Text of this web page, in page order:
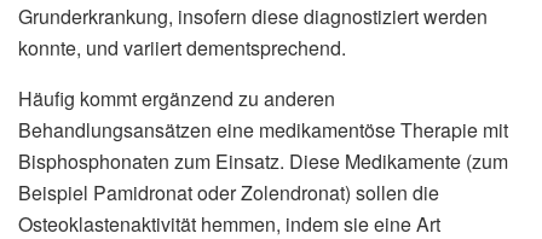
Grunderkrankung, insofern diese diagnostiziert werden
konnte, und variiert dementsprechend.
Häufig kommt ergänzend zu anderen
Behandlungsansätzen eine medikamentöse Therapie mit
Bisphosphonaten zum Einsatz. Diese Medikamente (zum
Beispiel Pamidronat oder Zolendronat) sollen die
Osteoklastenaktivität hemmen, indem sie eine Art